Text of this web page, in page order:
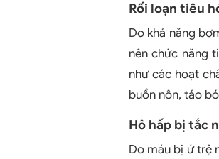
Rối loạn tiêu
Do khả năng
nên chức năng
như các hoạt
buồn nôn, táo
Hô hấp bị tắc
Do máu bị ứ trệ